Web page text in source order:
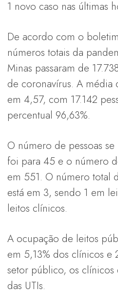
1 novo caso nas últimas
De acordo com o
números totais da
Minas passaram de
de coronavírus. A média
em 4,57, com 17.142
percentual 96,63%.
O número de pessoas
foi para 45 e o número
em 551. O número total
está em 3, sendo 1 em
leitos clínicos.
A ocupação de leitos
em 5,13% dos clínicos e
setor público, os clínicos
das UTIs.